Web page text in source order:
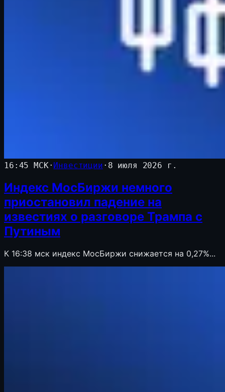
16:45 МСК · Инвестиции · 8 июля 2026 г.
Индекс МосБиржи немного
приостановил падение на
известиях о разговоре Трампа с
Путиным
К 16:38 мск индекс МосБиржи снижается на 0,27%...